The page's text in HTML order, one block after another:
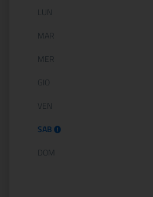
Orario di apertura:
LUN
MAR
MER
GIO
VEN
SAB
DOM